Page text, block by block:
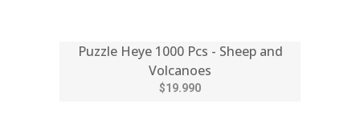
Puzzle Heye 1000 Pcs - Sheep and
Volcanoes
$19.990